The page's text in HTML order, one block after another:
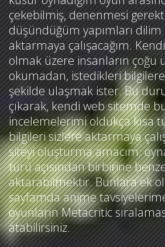
çekebilmiş, denenmesi
düşündüğüm yapımları
aktarmaya çalışacağım.
olmak üzere insanların çoğu
okumadan, istedikleri bilgilere
şekilde ulaşmak ister. Bu
çıkarak, kendi web sitemde
incelemelerimi oldukça kısa
bilgileri sizlere aktarmaya
siteyi oluşturma amacım;
türü açısından birbirine
aktarabilmektir. Bunlara ek
sayfamda anime
oyunların Metacritic
atabilirsiniz.